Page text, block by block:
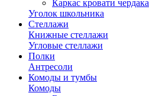
Каркас кровати чердака
Уголок школьника
Стеллажи
Книжные стеллажи
Угловые стеллажи
Полки
Антресоли
Комоды и тумбы
Комоды